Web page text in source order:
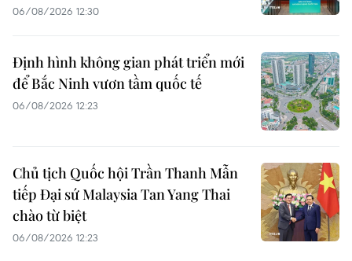
06/08/2026 12:30
Định hình không gian phát triển mới
để Bắc Ninh vươn tầm quốc tế
06/08/2026 12:23
Chủ tịch Quốc hội Trần Thanh Mẫn
tiếp Đại sứ Malaysia Tan Yang Thai
chào từ biệt
06/08/2026 12:23